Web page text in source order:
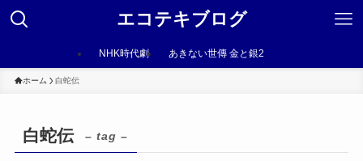
エコテキブログ
NHK時代劇 あきない世傳 金と銀2
ホーム 白蛇伝
白蛇伝 – tag –